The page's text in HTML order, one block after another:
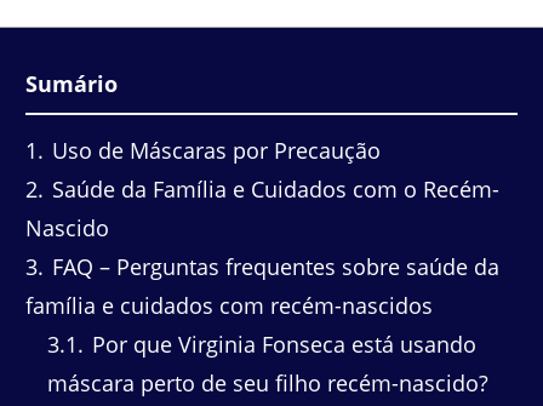
Sumário
1
Uso de Máscaras por Precaução
2 Saúde da Família e Cuidados com o Recém-
Nascido
3 FAQ – Perguntas frequentes sobre saúde da
família e cuidados com recém-nascidos
3.1
Por que Virginia Fonseca está usando
máscara perto de seu filho recém-nascido?